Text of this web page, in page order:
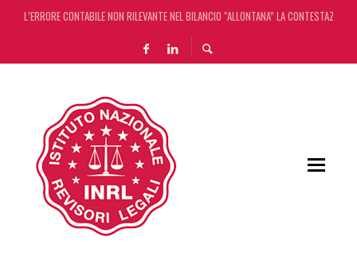
L’ERRORE CONTABILE NON RILEVANTE NEL BILANCIO “ALLONTANA” LA CONTESTAZIONE
DECRETO OMNIBUS: CON IL CONCORDATO UNO ‘SCUDO’ FISCALE DI 4 ANNI
CHIUSURA ESTIVA DELLA RASSEGNA STAMPA INRL: DAL 10 AL 24 AGOSTO